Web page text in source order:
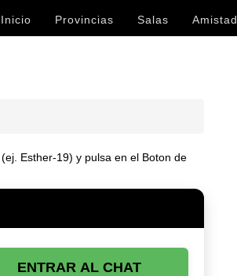
Inicio Provincias Salas Amistad
Esther-19) y pulsa en el Boton de
ENTRAR AL CHAT